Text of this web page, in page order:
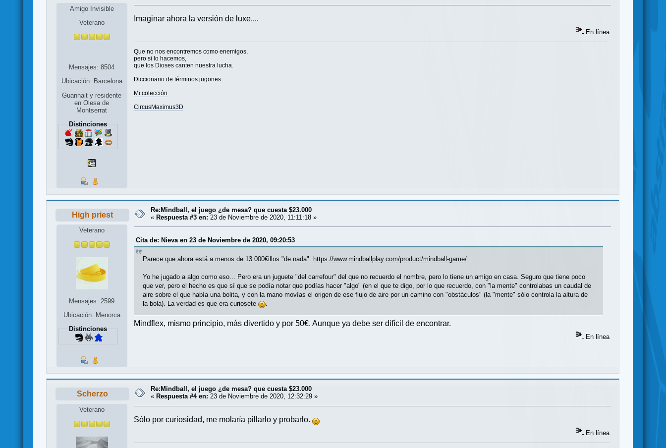
Amigo Invisible
Veterano
Mensajes: 8504
Ubicación: Barcelona
Guannait y residente
en Olesa de
Montserrat
Distinciones
Imaginar ahora la versión de luxe....
En línea
Que no nos encontremos como enemigos,
pero si lo hacemos,
que los Dioses canten nuestra lucha.
Diccionario de términos jugones
Mi colección
CircusMaximus3D
High priest
Veterano
Mensajes: 2599
Ubicación: Menorca
Distinciones
Re:Mindball, el juego ¿de mesa? que cuesta $23.000
«Respuesta #3 en: 23 de Noviembre de 2020, 11:11:18 »
Cita de: Nieva en 23 de Noviembre de 2020, 09:20:53
Parece que ahora está a menos de 13.000€illos "de nada": https://www.mindballplay.com/product/mindball-game/
Yo he jugado a algo como eso... Pero era un juguete "del carrefour" del que no recuerdo el nombre, pero lo tiene un amigo en casa. Seguro que tiene poco
que ver, pero el hecho es que sí que se podía notar que podías hacer "algo" (en el que te digo, por lo que recuerdo, con "la mente" controlabas un caudal de
aire sobre el que había una bolita, y con la mano movías el origen de ese flujo de aire por un camino con "obstáculos" (la "mente" sólo controla la altura de
la bola). La verdad es que era curiosete
Mindflex, mismo principio, más divertido y por 50€. Aunque ya debe ser difícil de encontrar.
En línea
Scherzo
Veterano
Re:Mindball, el juego ¿de mesa? que cuesta $23.000
« Respuesta #4 en: 23 de Noviembre de 2020, 12:32:29 »
Sólo por curiosidad, me molaría pillarlo y probarlo.
En línea